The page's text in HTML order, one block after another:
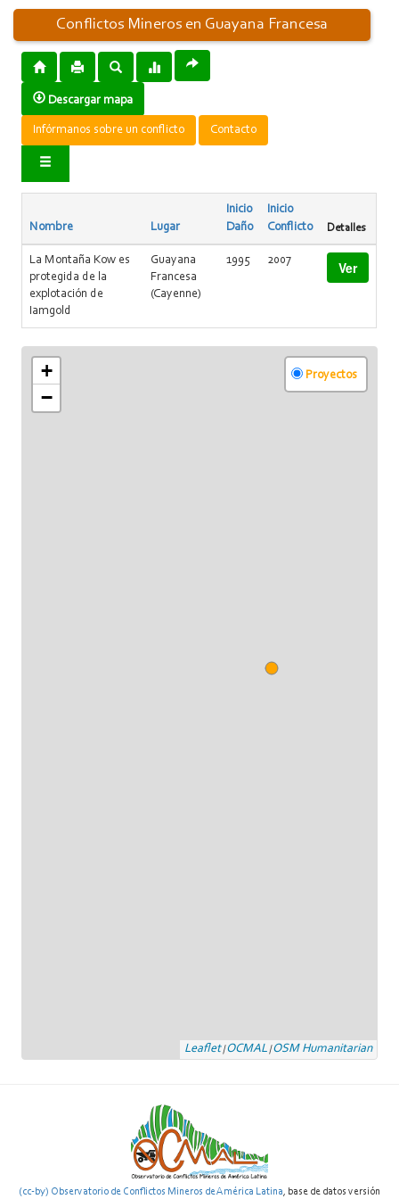
Conflictos Mineros en Guayana Francesa
Descargar mapa
Infórmanos sobre un conflicto Contacto
Nombre Lugar
Inicio
Daño
Inicio
Conflicto
Detalles
La Montaña Kow es
protegida de la
explotación de
Iamgold
Guayana
Francesa
(Cayenne)
1995 2007 Ver
+
−
Proyectos
Leaflet|OCMAL|OSM Humanitarian
(cc-by) Observatorio de Conflictos Mineros de América Latina, base de datos versión